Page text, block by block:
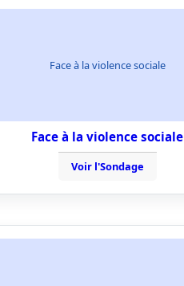
Face à la violence sociale
Face à la violence sociale
Voir l'Sondage